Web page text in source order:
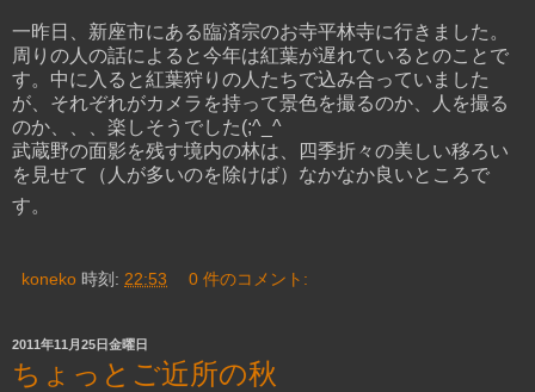
一昨日、新座市にある臨済宗のお寺平林寺に行きました。
周りの人の話によると今年は紅葉が遅れているとのことで
す。中に入ると紅葉狩りの人たちで込み合っていました
が、それぞれがカメラを持って景色を撮るのか、人を撮る
のか、、、楽しそうでした(;^_^
武蔵野の面影を残す境内の林は、四季折々の美しい移ろい
を見せて（人が多いのを除けば）なかなか良いところで
す。
koneko 時刻: 22:53 0 件のコメント:
2011年11月25日金曜日
ちょっとご近所の秋